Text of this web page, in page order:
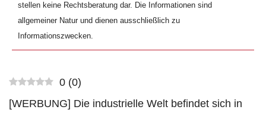
stellen keine Rechtsberatung dar. Die Informationen sind
allgemeiner Natur und dienen ausschließlich zu
Informationszwecken.
0 (0)
[WERBUNG] Die industrielle Welt befindet sich in